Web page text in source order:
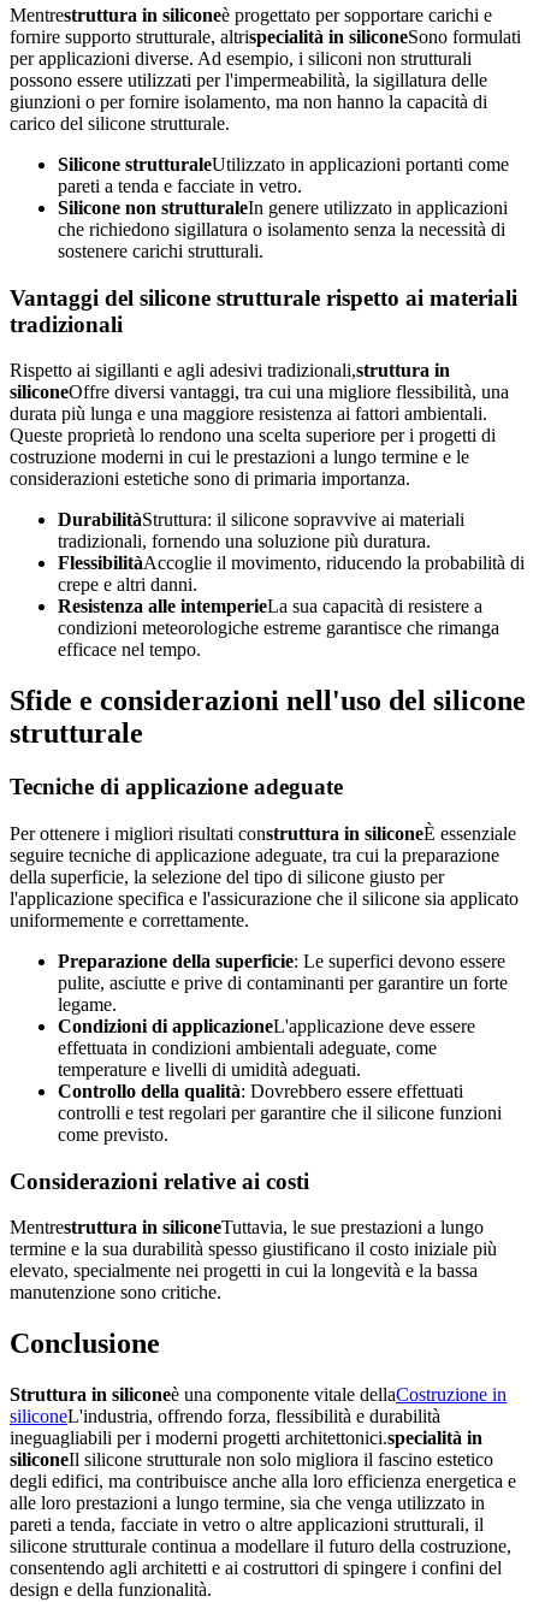
Mentrestruttura in siliconeè progettato per sopportare carichi e
fornire supporto strutturale, altrispecialità in siliconeSono formulati
per applicazioni diverse. Ad esempio, i siliconi non strutturali
possono essere utilizzati per l'impermeabilità, la sigillatura delle
giunzioni o per fornire isolamento, ma non hanno la capacità di
carico del silicone strutturale.
Silicone strutturaleUtilizzato in applicazioni portanti come
pareti a tenda e facciate in vetro.
Silicone non strutturaleIn genere utilizzato in applicazioni
che richiedono sigillatura o isolamento senza la necessità di
sostenere carichi strutturali.
Vantaggi del silicone strutturale rispetto ai materiali
tradizionali
Rispetto ai sigillanti e agli adesivi tradizionali,struttura in
siliconeOffre diversi vantaggi, tra cui una migliore flessibilità, una
durata più lunga e una maggiore resistenza ai fattori ambientali.
Queste proprietà lo rendono una scelta superiore per i progetti di
costruzione moderni in cui le prestazioni a lungo termine e le
considerazioni estetiche sono di primaria importanza.
DurabilitàStruttura: il silicone sopravvive ai materiali
tradizionali, fornendo una soluzione più duratura.
FlessibilitàAccoglie il movimento, riducendo la probabilità di
crepe e altri danni.
Resistenza alle intemperieLa sua capacità di resistere a
condizioni meteorologiche estreme garantisce che rimanga
efficace nel tempo.
Sfide e considerazioni nell'uso del silicone
strutturale
Tecniche di applicazione adeguate
Per ottenere i migliori risultati construttura in siliconeÈ essenziale
seguire tecniche di applicazione adeguate, tra cui la preparazione
della superficie, la selezione del tipo di silicone giusto per
l'applicazione specifica e l'assicurazione che il silicone sia applicato
uniformemente e correttamente.
Preparazione della superficie: Le superfici devono essere
pulite, asciutte e prive di contaminanti per garantire un forte
legame.
Condizioni di applicazioneL'applicazione deve essere
effettuata in condizioni ambientali adeguate, come
temperature e livelli di umidità adeguati.
Controllo della qualità: Dovrebbero essere effettuati
controlli e test regolari per garantire che il silicone funzioni
come previsto.
Considerazioni relative ai costi
Mentrestruttura in siliconeTuttavia, le sue prestazioni a lungo
termine e la sua durabilità spesso giustificano il costo iniziale più
elevato, specialmente nei progetti in cui la longevità e la bassa
manutenzione sono critiche.
Conclusione
Struttura in siliconeè una componente vitale dellaCostruzione in
siliconeL'industria, offrendo forza, flessibilità e durabilità
ineguagliabili per i moderni progetti architettonici.specialità in
siliconeIl silicone strutturale non solo migliora il fascino estetico
degli edifici, ma contribuisce anche alla loro efficienza energetica e
alle loro prestazioni a lungo termine, sia che venga utilizzato in
pareti a tenda, facciate in vetro o altre applicazioni strutturali, il
silicone strutturale continua a modellare il futuro della costruzione,
consentendo agli architetti e ai costruttori di spingere i confini del
design e della funzionalità.